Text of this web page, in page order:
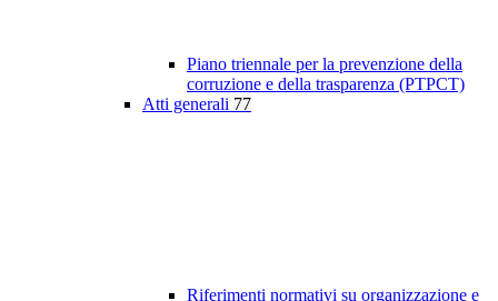
Piano triennale per la prevenzione della
corruzione e della trasparenza (PTPCT)
Atti generali 77
Riferimenti normativi su organizzazione e